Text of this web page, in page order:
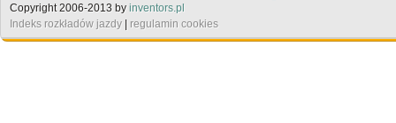
Copyright 2006-2013 by inventors.pl
Indeks rozkładów jazdy | regulamin cookies